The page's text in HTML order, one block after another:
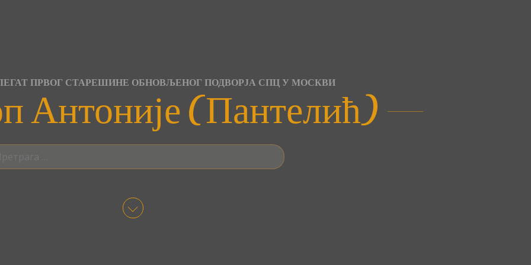
ПРВОГ СТАРЕШИНЕ ОБНОВЉЕНОГ ПОДВОРЈА СПЦ У МОСКВИ
Антоније (Пантелић)